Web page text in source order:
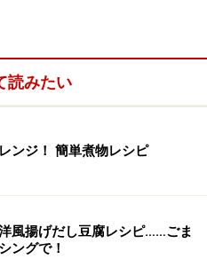
読みたい
ンジ！ 簡単煮物レシピ
風揚げだし豆腐レシピ……ごま
ングで！